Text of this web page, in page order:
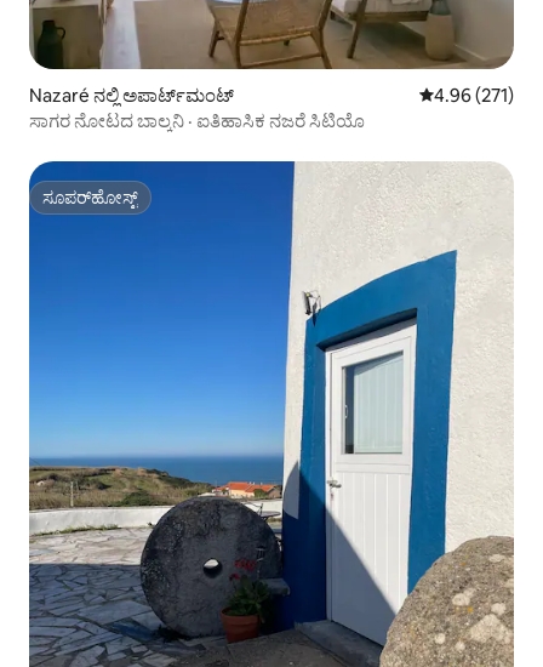
Nazaré ನಲ್ಲಿ ಅಪಾರ್ಟ್‌ಮಂಟ್ 5 ರಲ್ಲಿ 4.96
4.96 (271)
ಸಾಗರ ನೋಟದ ಬಾಲ್ಕನಿ · ಐತಿಹಾಸಿಕ ನಜರೆ ಸಿಟಿಯೊ
ಸೂಪರ್‌ಹೋಸ್ಟ್
ಸೂಪರ್‌ಹೋಸ್ಟ್